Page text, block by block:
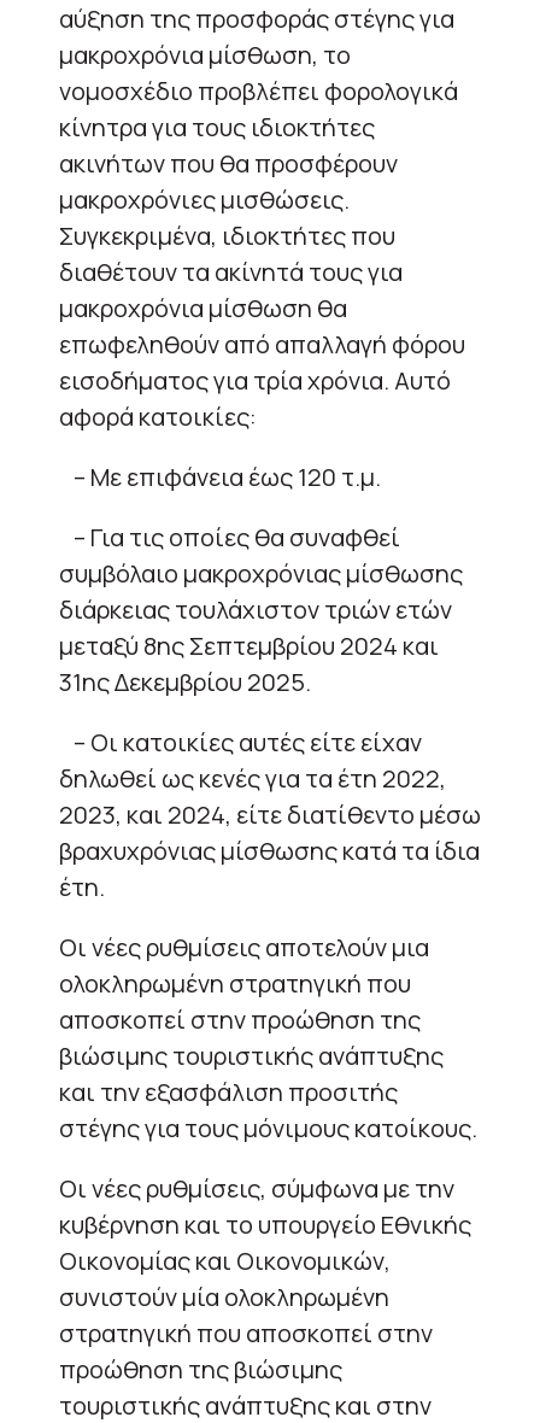
αύξηση της προσφοράς στέγης για
μακροχρόνια μίσθωση, το
νομοσχέδιο προβλέπει φορολογικά
κίνητρα για τους ιδιοκτήτες
ακινήτων που θα προσφέρουν
μακροχρόνιες μισθώσεις.
Συγκεκριμένα, ιδιοκτήτες που
διαθέτουν τα ακίνητά τους για
μακροχρόνια μίσθωση θα
επωφεληθούν από απαλλαγή φόρου
εισοδήματος για τρία χρόνια. Αυτό
αφορά κατοικίες:
– Με επιφάνεια έως 120 τ.μ.
– Για τις οποίες θα συναφθεί
συμβόλαιο μακροχρόνιας μίσθωσης
διάρκειας τουλάχιστον τριών ετών
μεταξύ 8ης Σεπτεμβρίου 2024 και
31ης Δεκεμβρίου 2025.
– Οι κατοικίες αυτές είτε είχαν
δηλωθεί ως κενές για τα έτη 2022,
2023, και 2024, είτε διατίθεντο μέσω
βραχυχρόνιας μίσθωσης κατά τα ίδια
έτη.
Οι νέες ρυθμίσεις αποτελούν μια
ολοκληρωμένη στρατηγική που
αποσκοπεί στην προώθηση της
βιώσιμης τουριστικής ανάπτυξης
και την εξασφάλιση προσιτής
στέγης για τους μόνιμους κατοίκους.
Οι νέες ρυθμίσεις, σύμφωνα με την
κυβέρνηση και το υπουργείο Εθνικής
Οικονομίας και Οικονομικών,
συνιστούν μία ολοκληρωμένη
στρατηγική που αποσκοπεί στην
προώθηση της βιώσιμης
τουριστικής ανάπτυξης και στην